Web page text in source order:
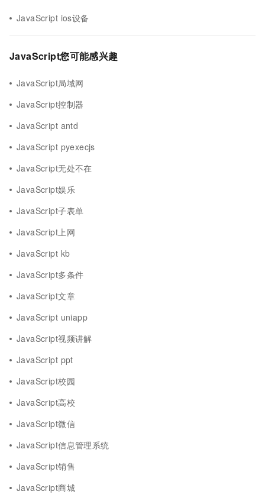
JavaScript ios设备
JavaScript您可能感兴趣
JavaScript局域网
JavaScript控制器
JavaScript antd
JavaScript pyexecjs
JavaScript无处不在
JavaScript娱乐
JavaScript子表单
JavaScript上网
JavaScript kb
JavaScript多条件
JavaScript文章
JavaScript uniapp
JavaScript视频讲解
JavaScript ppt
JavaScript校园
JavaScript高校
JavaScript微信
JavaScript信息管理系统
JavaScript销售
JavaScript商城